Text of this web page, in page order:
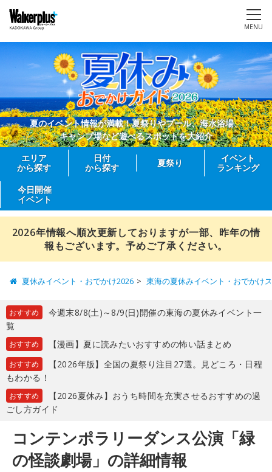
MENU
夏のイベント情報が満載！夏祭りやプール、海水浴場、
キャンプ場など遊べるスポットを大紹介
エリア
から探す
日付
から探す
夏祭り
イベント
ランキング
今日開催
イベント
2026年情報へ順次更新しておりますが一部、昨年の情
報もございます。予めご了承ください。
夏休みイベント・おでかけ2026 東海の夏休みイベント・おでかけ
おすすめ
今週末8/8(土)～8/9(日)開催の東海の夏休みイベント一
覧
おすすめ 【漫画】夏に読みたいおすすめの怖い話まとめ
おすすめ
【2026年版】全国の夏祭り注目27選。見どころ・日程
もわかる！
おすすめ
【2026夏休み】おうち時間を充実させるおすすめの過
ごし方ガイド
コンテンポラリーダンス公演「緑
の怪談劇場」の詳細情報